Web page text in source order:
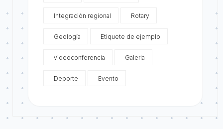
Integración regional Rotary
Geología Etiquete de ejemplo
videoconferencia Galeria
Deporte Evento